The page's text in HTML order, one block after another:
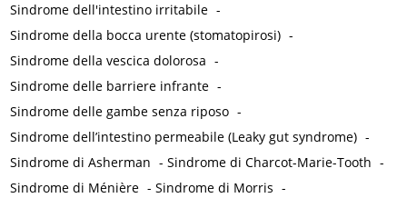
Sindrome dell'intestino irritabile -
Sindrome della bocca urente (stomatopirosi) -
Sindrome della vescica dolorosa -
Sindrome delle barriere infrante -
Sindrome delle gambe senza riposo -
Sindrome dell’intestino permeabile (Leaky gut syndrome) -
Sindrome di Asherman -Sindrome di Charcot-Marie-Tooth -
Sindrome di Ménière -Sindrome di Morris -